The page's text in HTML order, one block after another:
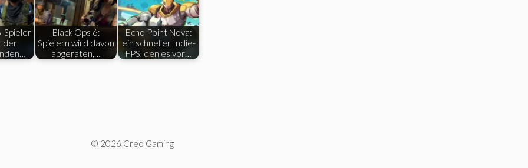
Spieler
der
Black Ops 6:
Spielern wird davon
abgeraten,…
Echo Point Nova:
ein schneller Indie-
FPS, den es vor…
© 2026 Creo Gaming